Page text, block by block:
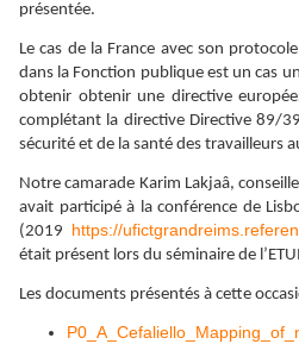
présentée.
Le cas de la France avec son
dans la Fonction publique est un cas
obtenir obtenir une directive
complétant la directive Directive 89/
sécurité et de la santé des travailleurs
Notre camarade Karim Lakjaâ,
avait participé à la conférence de
(2019 https://
était présent lors du séminaire de
Les documents présentés à cette